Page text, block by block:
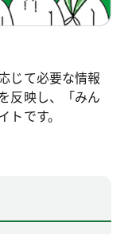
じて必要な情報
反映し、「みん
です。